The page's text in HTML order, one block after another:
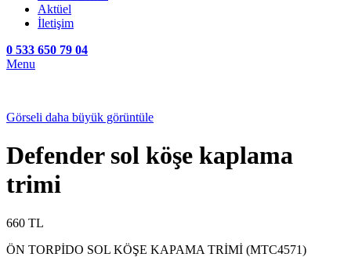
Aktüel
İletişim
0 533 650 79 04
Menu
Görseli daha büyük görüntüle
Defender sol köşe kaplama
trimi
660 TL
ÖN TORPİDO SOL KÖŞE KAPAMA TRİMİ (MTC4571)